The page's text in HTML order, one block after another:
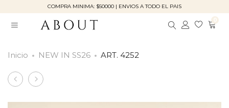
COMPRA MINIMA: $50000 | ENVIOS A TODO EL PAIS
0
Inicio NEW IN SS26 ART. 4252
Product
navigation
ART.
ART.